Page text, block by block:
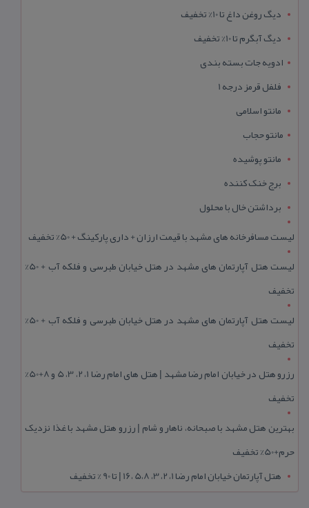
دیگ روغن داغ تا 10% تخفیف
دیگ آبگرم تا 10% تخفیف
ادویه جات بسته بندی
فلفل قرمز درجه 1
مانتو اسلامی
مانتو حجاب
مانتو پوشیده
برج خنک کننده
برداشتن خال با محلول
لیست مسافرخانه های مشهد با قیمت ارزان + داری پارکینگ + 50% تخفیف
لیست هتل آپارتمان های مشهد در هتل خیابان طبرسی و فلکه آب + 50%
تخفیف
لیست هتل آپارتمان های مشهد در هتل خیابان طبرسی و فلکه آب + 50%
تخفیف
رزرو هتل در خیابان امام رضا مشهد | هتل‌ های امام رضا 1، 2، 3، 5 و 8+50%
تخفیف
بهترین هتل مشهد با صبحانه، ناهار و شام | رزرو هتل مشهد با غذا نزدیک
حرم+50% تخفیف
هتل آپارتمان خیابان امام رضا 1، 2، 3، 5،8 ،16 | تا 90 % تخفیف